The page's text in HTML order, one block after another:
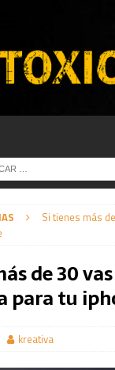
Si tienes más
de 30
para tu
kreativa